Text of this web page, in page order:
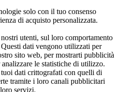
solo con il tuo consenso
di acquisto personalizzata.
utenti, sul loro comportamento
dati vengono utilizzati per
sito web, per mostrarti pubblicità
le statistiche di utilizzo.
dati crittografati con quelli di
tramite i loro canali pubblicitari
servizi.